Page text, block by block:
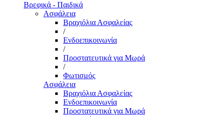
Βρεφικά - Παιδικά
Ασφάλεια
Βραχιόλια Ασφαλείας
/
Ενδοεπικοινωνία
/
Προστατευτικά για Μωρά
/
Φωτισμός
Ασφάλεια
Βραχιόλια Ασφαλείας
Ενδοεπικοινωνία
Προστατευτικά για Μωρά